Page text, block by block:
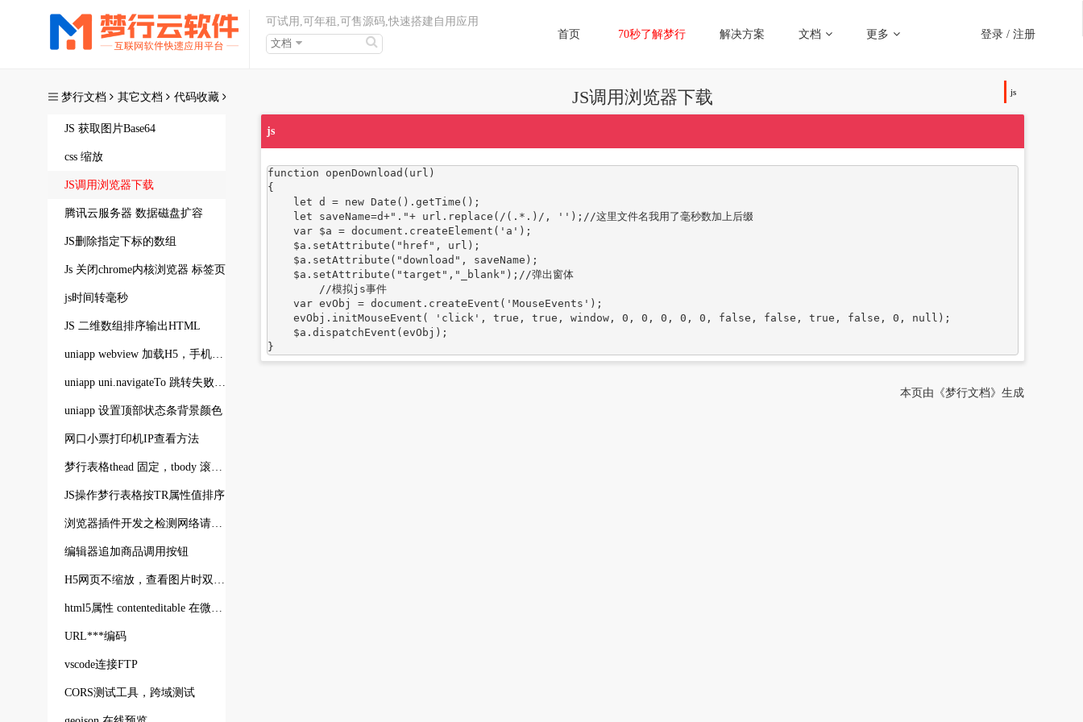
可试用,可年租,可售源码,快速搭建自用应用
文档
首页 70秒了解梦行 解决方案 文档 更多 登录 /注册
梦行文档 其它文档 代码收藏
JS 获取图片Base64
css 缩放
JS调用浏览器下载
腾讯云服务器 数据磁盘扩容
JS删除指定下标的数组
Js 关闭chrome内核浏览器 标签页
js时间转毫秒
JS 二维数组排序输出HTML
uniapp webview 加载H5，手机返回键处理成返回上一页，上一个网页
uniapp uni.navigateTo 跳转失败无效的可能原因
uniapp 设置顶部状态条背景颜色
网口小票打印机IP查看方法
梦行表格thead 固定，tbody 滚动CSS代码
JS操作梦行表格按TR属性值排序
浏览器插件开发之检测网络请求参数
编辑器追加商品调用按钮
H5网页不缩放，查看图片时双指缩放时，跳图片URL缩放看图 js代码event.touches.length
html5属性 contenteditable 在微信手机上不生效，或有时点击没反应，解决方案
URL***编码
vscode连接FTP
CORS测试工具，跨域测试
JS调用浏览器下载
js
function openDownload(url)
{
}
js
本页由《梦行文档》生成